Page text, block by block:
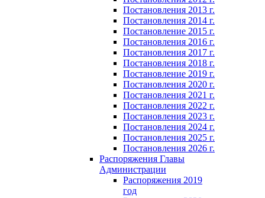
Постановления 2013 г.
Постановления 2014 г.
Постановление 2015 г.
Постановления 2016 г.
Постановления 2017 г.
Постановления 2018 г.
Постановление 2019 г.
Постановления 2020 г.
Постановления 2021 г.
Постановления 2022 г.
Постановления 2023 г.
Постановления 2024 г.
Постановления 2025 г.
Постановления 2026 г.
Распоряжения Главы
Администрации
Распоряжения 2019
год